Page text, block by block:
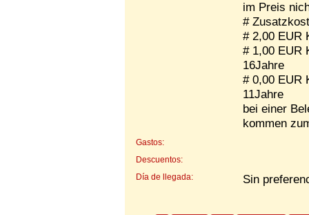
im Preis
#
# 2,00 EUR
# 1,00 EUR
16Jahre
# 0,00 EUR
11Jahre
bei einer
kommen
Gastos:
Descuentos:
Día de llegada:
Sin